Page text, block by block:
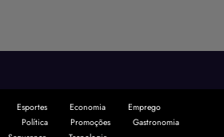
Esportes Economia
Emprego
Política Promoções
Gastronomia